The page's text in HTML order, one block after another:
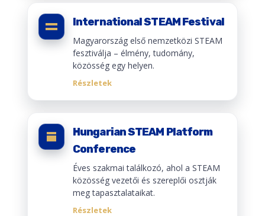
International STEAM Festival
Magyarország első nemzetközi STEAM
fesztiválja – élmény, tudomány,
közösség egy helyen.
Részletek
Hungarian STEAM Platform
Conference
Éves szakmai találkozó, ahol a STEAM
közösség vezetői és szereplői osztják
meg tapasztalataikat.
Részletek